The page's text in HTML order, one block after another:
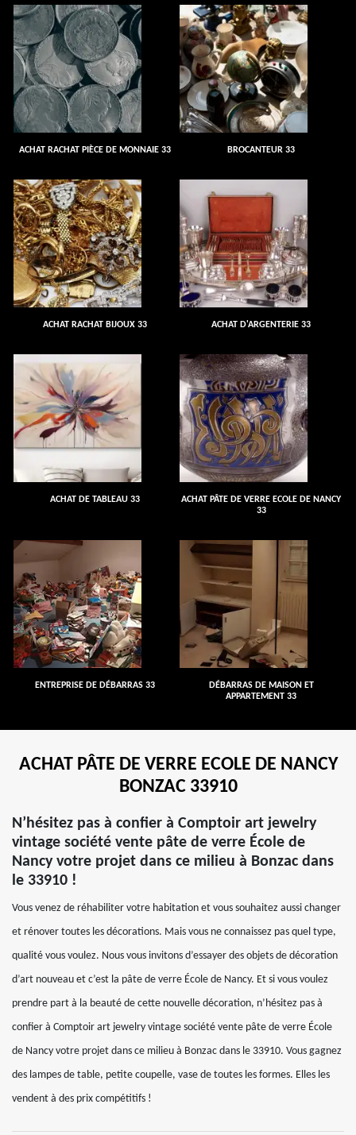
ACHAT RACHAT PIÈCE DE MONNAIE 33 BROCANTEUR 33
ACHAT RACHAT BIJOUX 33 ACHAT D'ARGENTERIE 33
ACHAT DE TABLEAU 33
ACHAT PÂTE DE VERRE ECOLE DE NANCY
33
ENTREPRISE DE DÉBARRAS 33
DÉBARRAS DE MAISON ET
APPARTEMENT 33
ACHAT PÂTE DE VERRE ECOLE DE NANCY
BONZAC 33910
N’hésitez pas à confier à Comptoir art jewelry
vintage société vente pâte de verre École de
Nancy votre projet dans ce milieu à Bonzac dans
le 33910 !
Vous venez de réhabiliter votre habitation et vous souhaitez aussi changer
et rénover toutes les décorations. Mais vous ne connaissez pas quel type,
qualité vous voulez. Nous vous invitons d’essayer des objets de décoration
d’art nouveau et c’est la pâte de verre École de Nancy. Et si vous voulez
prendre part à la beauté de cette nouvelle décoration, n’hésitez pas à
confier à Comptoir art jewelry vintage société vente pâte de verre École
de Nancy votre projet dans ce milieu à Bonzac dans le 33910. Vous gagnez
des lampes de table, petite coupelle, vase de toutes les formes. Elles les
vendent à des prix compétitifs !